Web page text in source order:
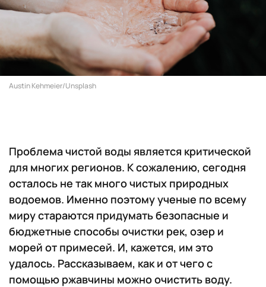
Austin Kehmeier/Unsplash
Проблема чистой воды является критической
для многих регионов. К сожалению, сегодня
осталось не так много чистых природных
водоемов. Именно поэтому ученые по всему
миру стараются придумать безопасные и
бюджетные способы очистки рек, озер и
морей от примесей. И, кажется, им это
удалось. Рассказываем, как и от чего с
помощью ржавчины можно очистить воду.